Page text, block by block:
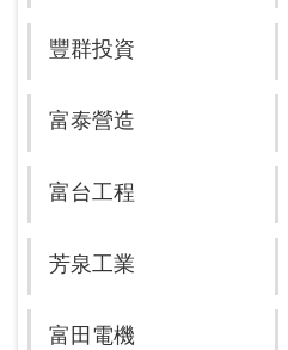
豐群投資
富泰營造
富台工程
芳泉工業
富田電機